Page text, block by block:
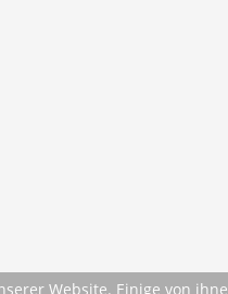
Website. Einige von